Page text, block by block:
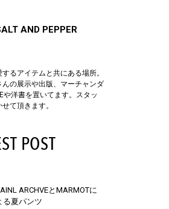
AND PEPPER
るアイテムと共にある場所。
の展示や出版、マーチャンダ
や洋書を置いてます。スタッ
て頂きます。
POST
ARCHVEとMARMOTに
る夏パンツ